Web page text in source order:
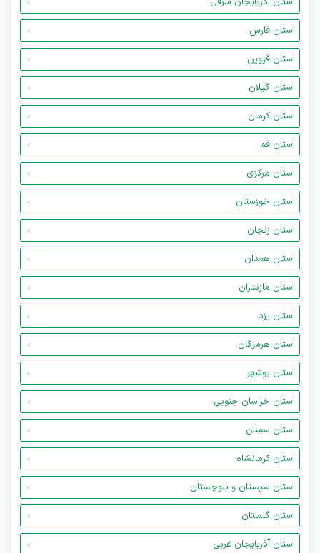
استان فارس
استان قزوین
استان گیلان
استان کرمان
استان قم
استان مرکزی
استان خوزستان
استان زنجان
استان همدان
استان مازندران
استان یزد
استان هرمزگان
استان بوشهر
استان خراسان جنوبی
استان سمنان
استان کرمانشاه
استان سیستان و بلوچستان
استان گلستان
استان آذربایجان غربی